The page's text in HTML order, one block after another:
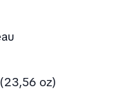
oz)